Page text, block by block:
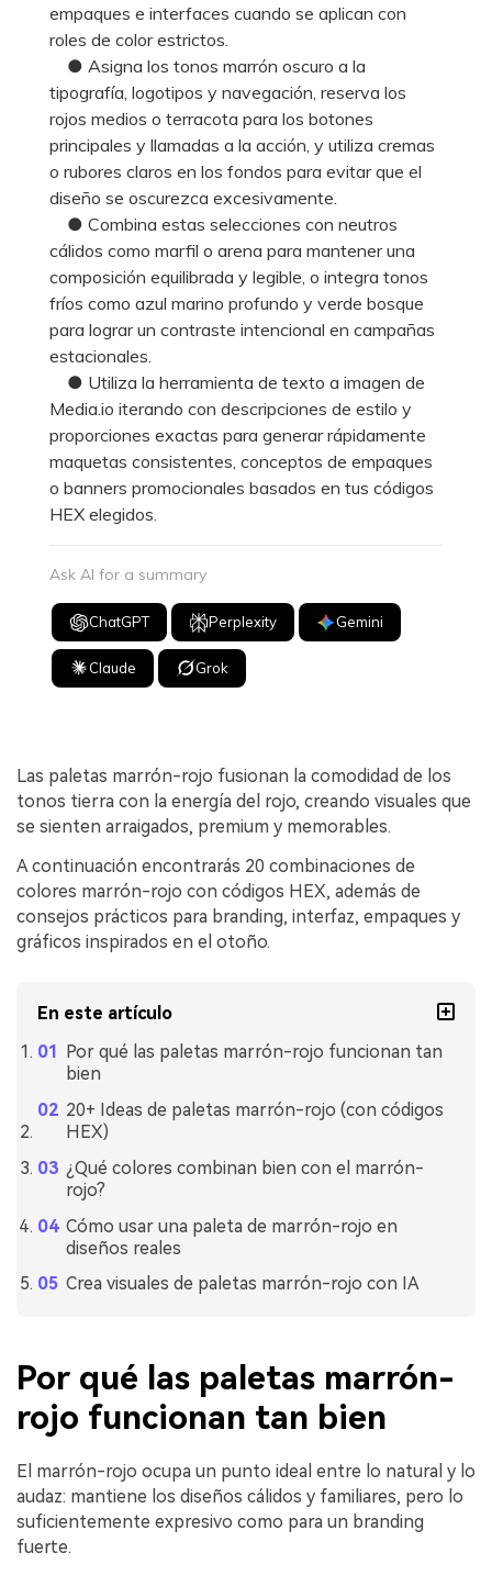
empaques e interfaces cuando se aplican con
roles de color estrictos.
● Asigna los tonos marrón oscuro a la
tipografía, logotipos y navegación, reserva los
rojos medios o terracota para los botones
principales y llamadas a la acción, y utiliza cremas
o rubores claros en los fondos para evitar que el
diseño se oscurezca excesivamente.
● Combina estas selecciones con neutros
cálidos como marfil o arena para mantener una
composición equilibrada y legible, o integra tonos
fríos como azul marino profundo y verde bosque
para lograr un contraste intencional en campañas
estacionales.
● Utiliza la herramienta de texto a imagen de
Media.io iterando con descripciones de estilo y
proporciones exactas para generar rápidamente
maquetas consistentes, conceptos de empaques
o banners promocionales basados en tus códigos
HEX elegidos.
Ask AI for a summary
ChatGPT Perplexity Gemini
Claude Grok
Las paletas marrón-rojo fusionan la comodidad de los
tonos tierra con la energía del rojo, creando visuales que
se sienten arraigados, premium y memorables.
A continuación encontrarás 20 combinaciones de
colores marrón-rojo con códigos HEX, además de
consejos prácticos para branding, interfaz, empaques y
gráficos inspirados en el otoño.
En este artículo
Por qué las paletas marrón-rojo funcionan tan
bien
20+ Ideas de paletas marrón-rojo (con códigos
HEX)
¿Qué colores combinan bien con el marrón-
rojo?
Cómo usar una paleta de marrón-rojo en
diseños reales
Crea visuales de paletas marrón-rojo con IA
Por qué las paletas marrón-
rojo funcionan tan bien
El marrón-rojo ocupa un punto ideal entre lo natural y lo
audaz: mantiene los diseños cálidos y familiares, pero lo
suficientemente expresivo como para un branding
fuerte.